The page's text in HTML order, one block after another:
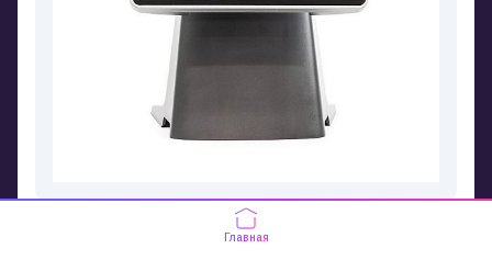
Дополнительный монитор 15" АТОЛ
Главная